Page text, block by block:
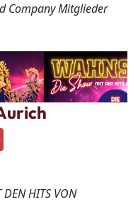
Company Mitglieder
HITS VON